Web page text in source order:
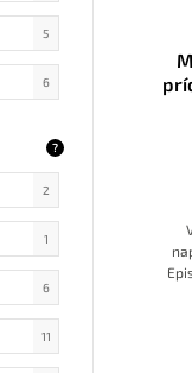
5
6
?
2
1
6
11